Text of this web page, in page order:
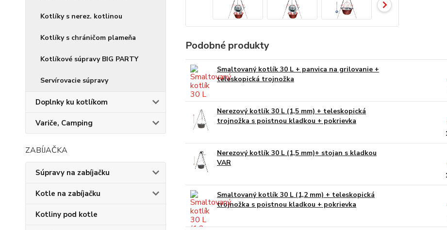
Kotlíky s nerez. kotlinou
Kotlíky s chráničom plameňa
Kotlíkové súpravy BIG PARTY
Servírovacie súpravy
Doplnky ku kotlíkom
Variče, Camping
ZABÍJAČKA
Súpravy na zabíjačku
Kotle na zabíjačku
Kotliny pod kotle
Podobné produkty
Smaltovaný kotlík 30 L + panvica na grilovanie +
teleskopická trojnožka
Nerezový kotlík 30 L (1,5 mm) + teleskopická
trojnožka s poistnou kladkou + pokrievka
Nerezový kotlík 30 L (1,5 mm)+ stojan s kladkou
VAR
Smaltovaný kotlík 30 L (1,2 mm) + teleskopická
trojnožka s poistnou kladkou + pokrievka